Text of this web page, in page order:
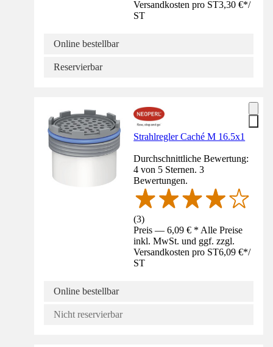
Versandkosten pro ST3,30 €*/
ST
Online bestellbar
Reservierbar
Strahlregler Caché M 16.5x1
Durchschnittliche Bewertung:
4 von 5 Sternen. 3
Bewertungen.
(3)
Preis — 6,09 € * Alle Preise
inkl. MwSt. und ggf. zzgl.
Versandkosten pro ST6,09 €*/
ST
Online bestellbar
Nicht reservierbar